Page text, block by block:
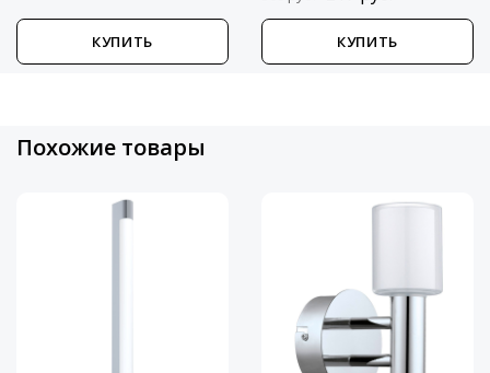
КУПИТЬ КУПИТЬ
Похожие товары